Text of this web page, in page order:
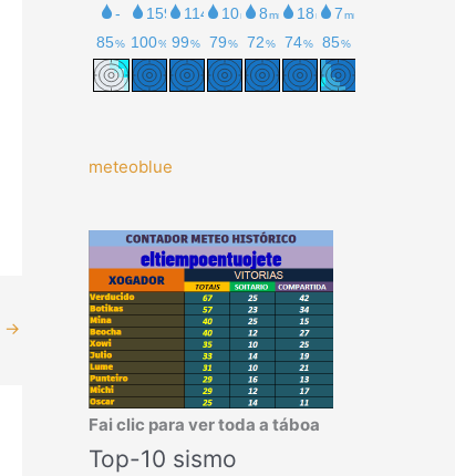
→
meteoblue
Fai clic para ver toda a táboa
Top-10 sismo